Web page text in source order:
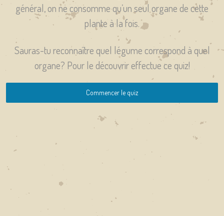
général, on ne consomme qu’un seul organe de cette
plante à la fois.
Sauras-tu reconnaître quel légume correspond à quel
organe? Pour le découvrir effectue ce quiz!
Commencer le quiz